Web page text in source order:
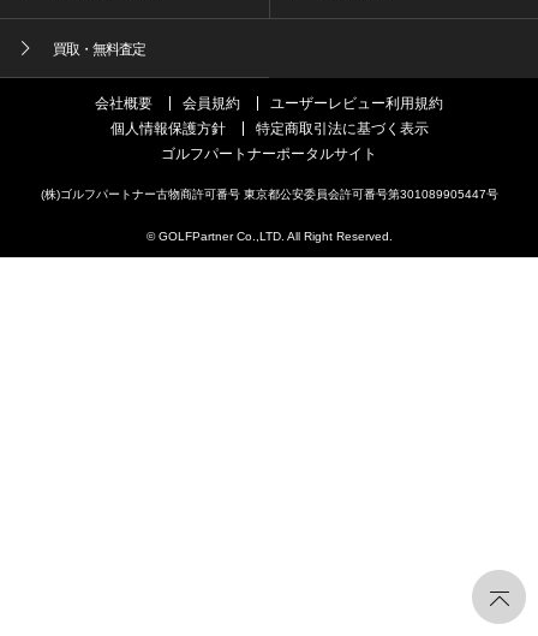
買取・無料査定
会社概要 会員規約
ユーザーレビュー利用規約
個人情報保護方針
特定商取引法に基づく表示
ゴルフパートナーポータルサイト
(株)ゴルフパートナー古物商許可番号 東京都公安委員会許可番号第301089905447号
© GOLFPartner Co.,LTD. All Right Reserved.